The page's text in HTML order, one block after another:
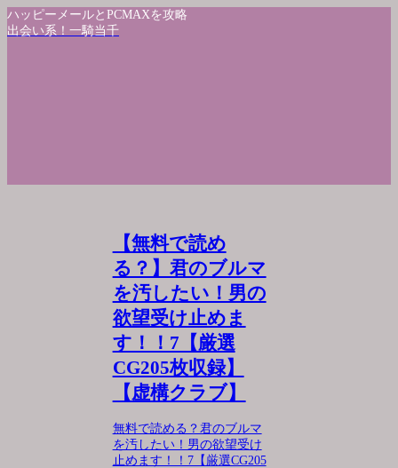
ハッピーメールとPCMAXを攻略
出会い系！一騎当千
【無料で読め
る？】君のブルマ
を汚したい！男の
欲望受け止めま
す！！7【厳選
CG205枚収録】
【虚構クラブ】
無料で読める？君のブルマ
を汚したい！男の欲望受け
止めます！！7【厳選CG205